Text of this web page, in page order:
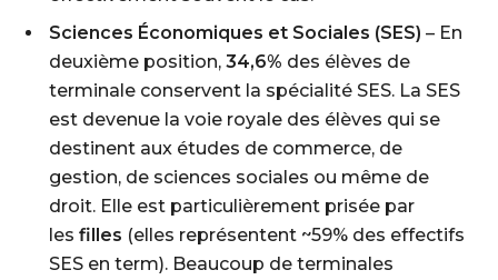
Sciences Économiques et Sociales (SES) – En
deuxième position, 34,6% des élèves de
terminale conservent la spécialité SES. La SES
est devenue la voie royale des élèves qui se
destinent aux études de commerce, de
gestion, de sciences sociales ou même de
droit. Elle est particulièrement prisée par
les filles (elles représentent ~59% des effectifs
SES en term). Beaucoup de terminales